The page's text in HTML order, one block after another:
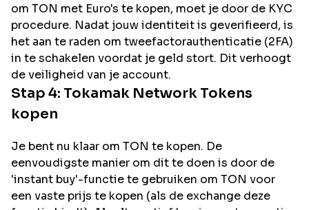
om TON met Euro's te kopen, moet je door de KYC
procedure. Nadat jouw identiteit is geverifieerd, is
het aan te raden om tweefactorauthenticatie (2FA)
in te schakelen voordat je geld stort. Dit verhoogt
de veiligheid van je account.
Stap 4: Tokamak Network Tokens
kopen
Je bent nu klaar om TON te kopen. De
eenvoudigste manier om dit te doen is door de
'instant buy'-functie te gebruiken om TON voor
een vaste prijs te kopen (als de exchange deze